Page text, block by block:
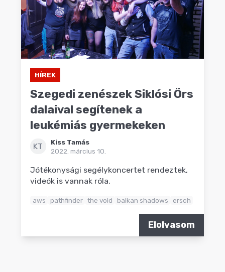
HÍREK
Szegedi zenészek Siklósi Örs
dalaival segítenek a
leukémiás gyermekeken
KT
Kiss Tamás
2022. március 10.
Jótékonysági segélykoncertet rendeztek,
videók is vannak róla.
aws pathfinder the void balkan shadows ersch
Elolvasom